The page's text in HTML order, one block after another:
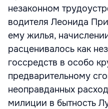
незаконном
водителя Леонида
ему жилья,
расценивалось как
госсредств в особо
предварительному
неоправданных
милиции в бытность